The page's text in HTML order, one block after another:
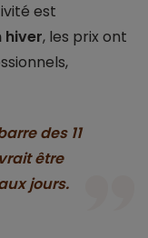
est
hiver, les prix ont
des 11
être
jours.